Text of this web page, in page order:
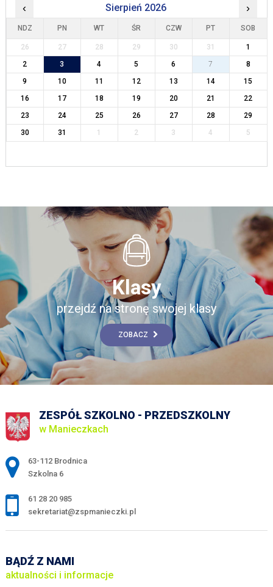
‹ Sierpień 2026 ›
NDZ PN WT ŚR CZW PT SOB
26 27 28 29 30 31
1
2
3 4 5 6 7
8
9
10 11 12 13 14
15
16
17 18 19 20 21
22
23
24 25 26 27 28
29
30
31 1 2 3 4 5
Klasy
przejdź na stronę swojej klasy
ZOBACZ
ZESPÓŁ SZKOLNO - PRZEDSZKOLNY
w Manieczkach
Adres pocztowy:
63-112 Brodnica
Szkolna 6
61 28 20 985
sekretariat@zspmanieczki.pl
BĄDŹ Z NAMI
aktualności i informacje